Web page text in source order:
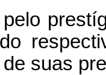
suas